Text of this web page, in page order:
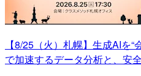
【8/25（火）札幌】生成AIを
で加速するデータ分析と、安